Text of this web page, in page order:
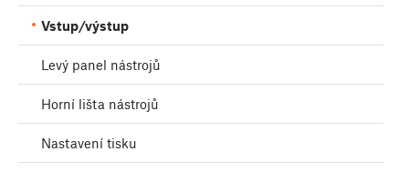
Vstup/výstup
Levý panel nástrojů
Horní lišta nástrojů
Nastavení tisku